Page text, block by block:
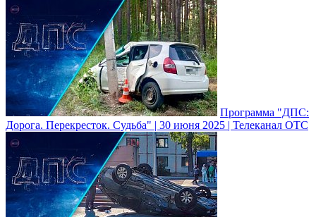
Программа "ДПС:
Дорога. Перекресток. Судьба" | 30 июня 2025 | Телеканал ОТС